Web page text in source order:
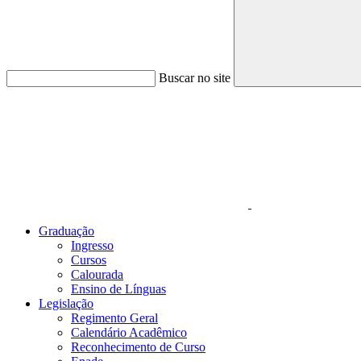
Buscar no site
Graduação
Ingresso
Cursos
Calourada
Ensino de Línguas
Legislação
Regimento Geral
Calendário Acadêmico
Reconhecimento de Curso